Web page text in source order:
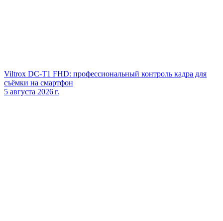
Viltrox DC‑T1 FHD: профессиональный контроль кадра для
съёмки на смартфон
5 августа 2026 г.